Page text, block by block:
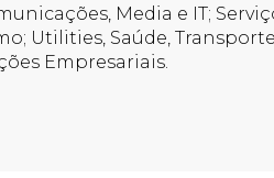
Media e IT;
Utilities, Saúde,
Empresariais.